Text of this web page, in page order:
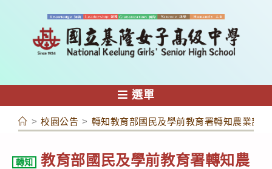
容
選單
> 校園公告 > 轉知教育部國民及學前教育署轉知農業部
轉知
教育部國民及學前教育署轉知農